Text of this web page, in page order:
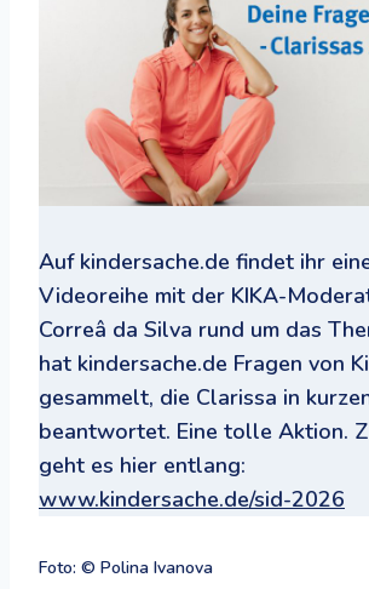
Auf kindersache.de findet ihr
Videoreihe mit der KIKA-
Correâ da Silva rund um das
hat kindersache.de Fragen von
gesammelt, die Clarissa in
beantwortet. Eine tolle Aktion.
geht es hier entlang:
www.kindersache.de/sid-2026
Foto: © Polina Ivanova